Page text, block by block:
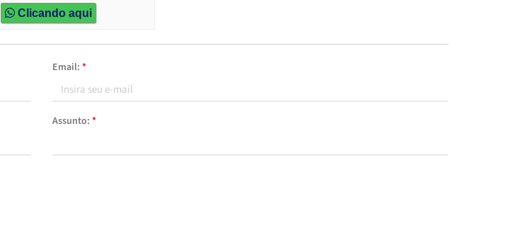
Clicando aqui
Email: *
Assunto: *